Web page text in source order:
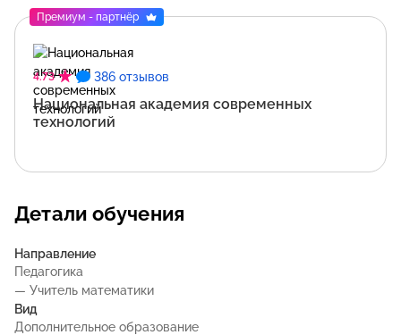
4.73 386 отзывов
Национальная академия современных
технологий
Премиум - партнёр
Детали обучения
Направление
Педагогика
— Учитель математики
Вид
Дополнительное образование